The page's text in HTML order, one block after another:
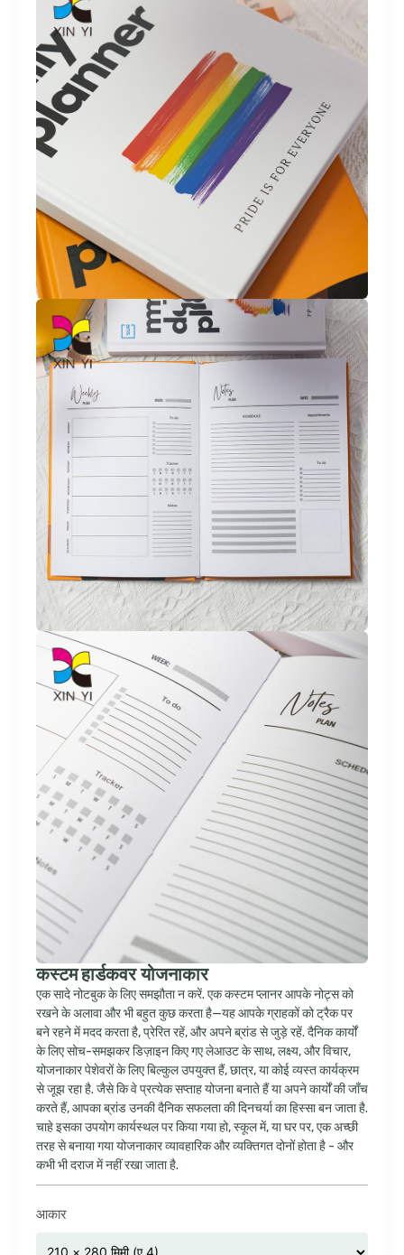
कस्टम हार्डकवर योजनाकार
एक सादे नोटबुक के लिए समझौता न करें. एक कस्टम प्लानर आपके नोट्स को
रखने के अलावा और भी बहुत कुछ करता है—यह आपके ग्राहकों को ट्रैक पर
बने रहने में मदद करता है, प्रेरित रहें, और अपने ब्रांड से जुड़े रहें. दैनिक कार्यों
के लिए सोच-समझकर डिज़ाइन किए गए लेआउट के साथ, लक्ष्य, और विचार,
योजनाकार पेशेवरों के लिए बिल्कुल उपयुक्त हैं, छात्र, या कोई व्यस्त कार्यक्रम
से जूझ रहा है. जैसे कि वे प्रत्येक सप्ताह योजना बनाते हैं या अपने कार्यों की जाँच
करते हैं, आपका ब्रांड उनकी दैनिक सफलता की दिनचर्या का हिस्सा बन जाता है.
चाहे इसका उपयोग कार्यस्थल पर किया गया हो, स्कूल में, या घर पर, एक अच्छी
तरह से बनाया गया योजनाकार व्यावहारिक और व्यक्तिगत दोनों होता है - और
कभी भी दराज में नहीं रखा जाता है.
आकार